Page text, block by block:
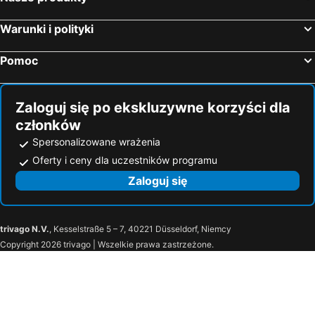
Willa Jarzebina
Willa Marianna
Bizancjum Pokoje Goscinne
Bursztynowe Buki
Góralski Dwór
Słoneczny Zakątek
Dom Wycieczkowy "Na stadionie"
Agroturystyka u Kasi
Agroturystyka"u Piwowara"
Nowy Zdroj
Willa Baca
Sielanka Mrągowo
Potoczek 19
Sport Kompleks
Warunki i polityki
Pomoc
Zaloguj się po ekskluzywne korzyści dla
członków
Spersonalizowane wrażenia
Oferty i ceny dla uczestników programu
Zaloguj się
trivago N.V., Kesselstraße 5 – 7, 40221 Düsseldorf, Niemcy
Copyright 2026 trivago | Wszelkie prawa zastrzeżone.